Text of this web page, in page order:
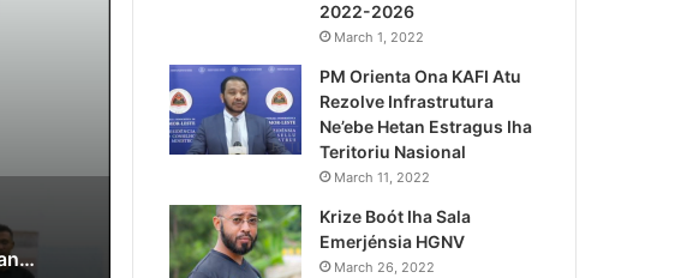
Lei Siberseguransa Ajuda
Kaptura Autór Kriminozu
Estranjeiru
Lei Siberseguransa Ajuda Autoridade Polisiál Kaptura Autór Kriminozu ho Paradeiru Iha Estranjeiru
2022-2026
March 1, 2022
PM Orienta Ona KAFI Atu
Rezolve Infrastrutura
Ne’ebe Hetan Estragus Iha
Teritoriu Nasional
March 11, 2022
Krize Boót Iha Sala
Emerjénsia HGNV
March 26, 2022